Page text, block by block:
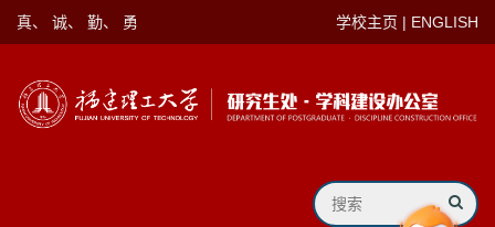
真、 诚、 勤、 勇 学校主页 | ENGLISH